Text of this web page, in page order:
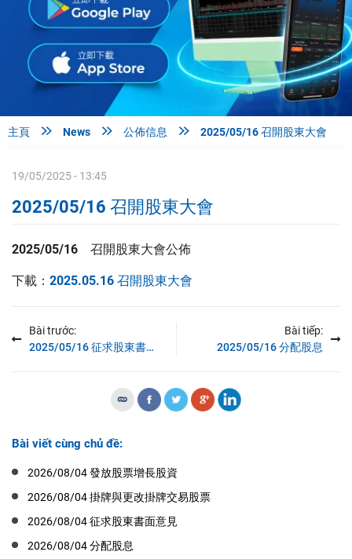
主頁  News  公佈信息  2025/05/16 召開股東大會
19/05/2025 - 13:45
2025/05/16 召開股東大會
2025/05/16 召開股東大會公佈
下載： 2025.05.16 召開股東大會
Bài trước:
2025/05/16 征求股東書面意見
Bài tiếp:
2025/05/16 分配股息
Bài viết cùng chủ đề:
2026/08/04 發放股票增長股資
2026/08/04 掛牌與更改掛牌交易股票
2026/08/04 征求股東書面意見
2026/08/04 分配股息